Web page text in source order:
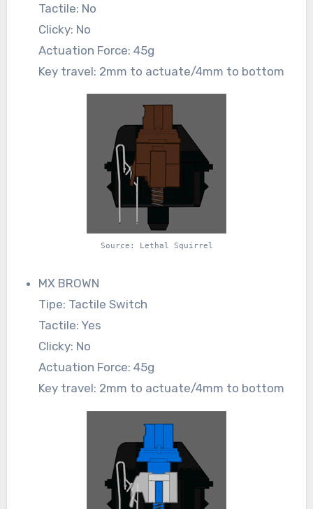
Tactile: No
Clicky: No
Actuation Force: 45g
Key travel: 2mm to actuate/4mm to bottom
Source: Lethal Squirrel
MX BROWN
Tipe: Tactile Switch
Tactile: Yes
Clicky: No
Actuation Force: 45g
Key travel: 2mm to actuate/4mm to bottom